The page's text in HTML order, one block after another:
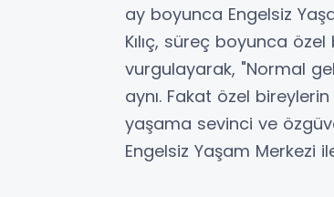
ay boyunca Engelsiz
Kılıç, süreç boyunca
vurgulayarak, "Normal
aynı. Fakat özel
yaşama sevinci ve
Engelsiz Yaşam Merkezi